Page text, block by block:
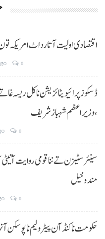
اقتصادی اولیت آتا رد اٹ امریکہ
0
ڈسکوز پرائیویٹائزیشن نا کل ریسہ
،وزیراعظم شہباز شریف
0
سینئر سٹیزن تے ننا قومی روایت
مندوخیل
0